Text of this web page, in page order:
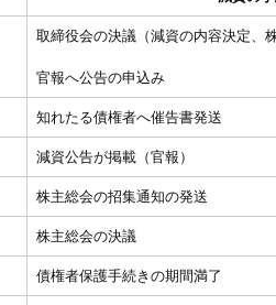
取締役会の決議（減資の内容決定、
官報へ公告の申込み
知れたる債権者へ催告書発送
減資公告が掲載（官報）
株主総会の招集通知の発送
株主総会の決議
債権者保護手続きの期間満了